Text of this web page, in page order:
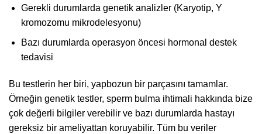
Gerekli durumlarda genetik analizler (Karyotip, Y
kromozomu mikrodelesyonu)
Bazı durumlarda operasyon öncesi hormonal destek
tedavisi
Bu testlerin her biri, yapbozun bir parçasını tamamlar.
Örneğin genetik testler, sperm bulma ihtimali hakkında bize
çok değerli bilgiler verebilir ve bazı durumlarda hastayı
gereksiz bir ameliyattan koruyabilir. Tüm bu veriler